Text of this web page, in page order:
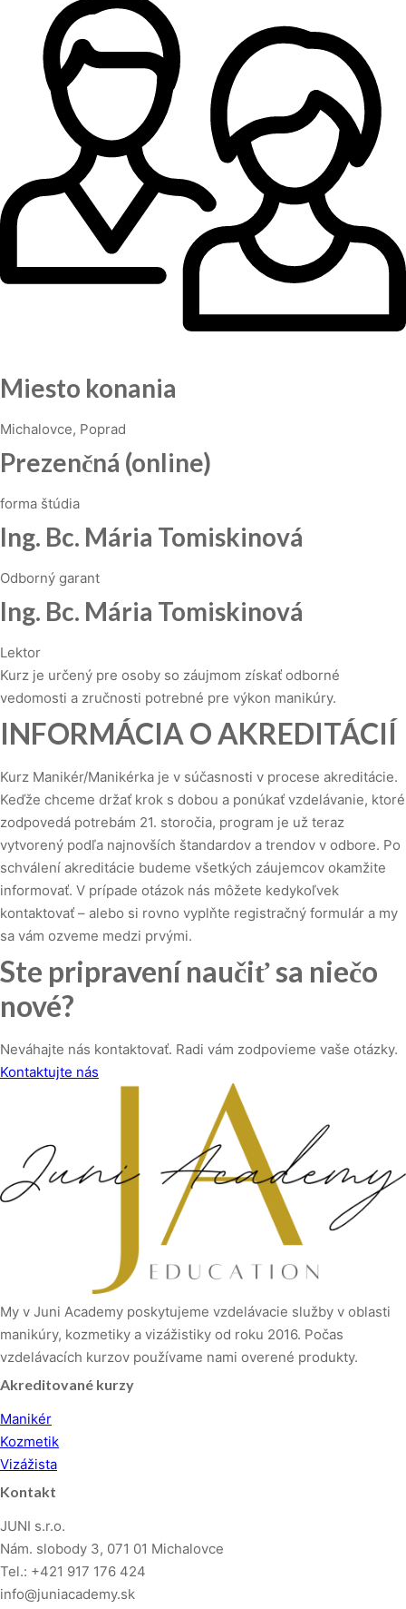
Miesto konania
Michalovce, Poprad
Prezenčná (online)
forma štúdia
Ing. Bc. Mária Tomiskinová
Odborný garant
Ing. Bc. Mária Tomiskinová
Lektor
Kurz je určený pre osoby so záujmom získať odborné
vedomosti a zručnosti potrebné pre výkon manikúry.
INFORMÁCIA O AKREDITÁCIÍ
Kurz Manikér/Manikérka je v súčasnosti v procese akreditácie.
Keďže chceme držať krok s dobou a ponúkať vzdelávanie, ktoré
zodpovedá potrebám 21. storočia, program je už teraz
vytvorený podľa najnovších štandardov a trendov v odbore. Po
schválení akreditácie budeme všetkých záujemcov okamžite
informovať. V prípade otázok nás môžete kedykoľvek
kontaktovať – alebo si rovno vyplňte registračný formulár a my
sa vám ozveme medzi prvými.
Ste pripravení naučiť sa niečo
nové?
Neváhajte nás kontaktovať. Radi vám zodpovieme vaše otázky.
Kontaktujte nás
My v Juni Academy poskytujeme vzdelávacie služby v oblasti
manikúry, kozmetiky a vizážistiky od roku 2016. Počas
vzdelávacích kurzov používame nami overené produkty.
Akreditované kurzy
Manikér
Kozmetik
Vizážista
Kontakt
JUNI s.r.o.
Nám. slobody 3, 071 01 Michalovce
Tel.: +421 917 176 424
info@juniacademy.sk